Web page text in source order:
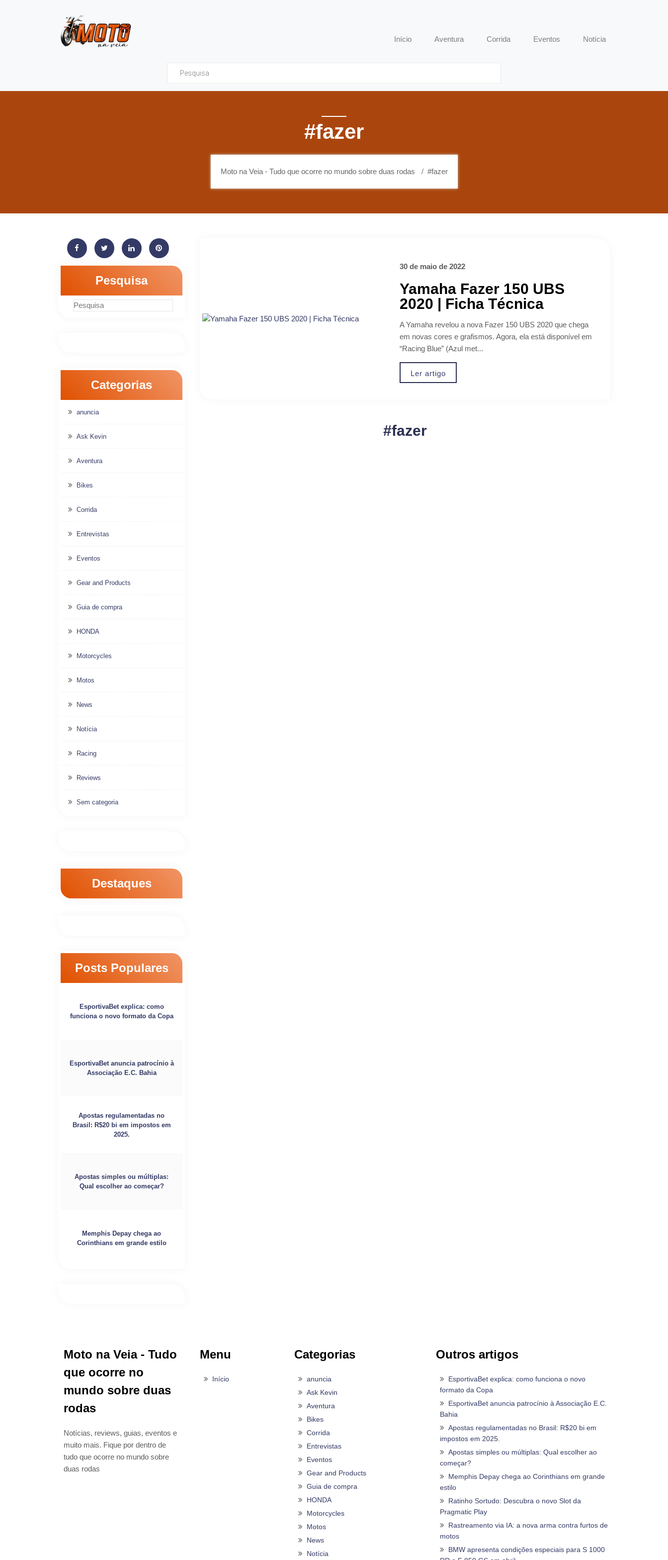
Início Aventura Corrida Eventos Notícia
#fazer
Moto na Veia - Tudo que ocorre no mundo sobre duas rodas #fazer
30 de maio de 2022
Yamaha Fazer 150 UBS
2020 | Ficha Técnica
A Yamaha revelou a nova Fazer 150 UBS 2020 que chega
em novas cores e grafismos. Agora, ela está disponível em
“Racing Blue” (Azul met...
Ler artigo
#fazer
Pesquisa
Categorias
anuncia
Ask Kevin
Aventura
Bikes
Corrida
Entrevistas
Eventos
Gear and Products
Guia de compra
HONDA
Motorcycles
Motos
News
Notícia
Racing
Reviews
Sem categoria
Destaques
Posts Populares
EsportivaBet explica: como
funciona o novo formato da Copa
EsportivaBet anuncia patrocínio à
Associação E.C. Bahia
Apostas regulamentadas no
Brasil: R$20 bi em impostos em
2025.
Apostas simples ou múltiplas:
Qual escolher ao começar?
Memphis Depay chega ao
Corinthians em grande estilo
Moto na Veia - Tudo
que ocorre no
mundo sobre duas
rodas
Notícias, reviews, guias, eventos e
muito mais. Fique por dentro de
tudo que ocorre no mundo sobre
duas rodas
Menu
Início
Categorias
anuncia
Ask Kevin
Aventura
Bikes
Corrida
Entrevistas
Eventos
Gear and Products
Guia de compra
HONDA
Motorcycles
Motos
News
Notícia
Outros artigos
EsportivaBet explica: como funciona o novo
formato da Copa
EsportivaBet anuncia patrocínio à Associação E.C.
Bahia
Apostas regulamentadas no Brasil: R$20 bi em
impostos em 2025.
Apostas simples ou múltiplas: Qual escolher ao
começar?
Memphis Depay chega ao Corinthians em grande
estilo
Ratinho Sortudo: Descubra o novo Slot da
Pragmatic Play
Rastreamento via IA: a nova arma contra furtos de
motos
BMW apresenta condições especiais para S 1000